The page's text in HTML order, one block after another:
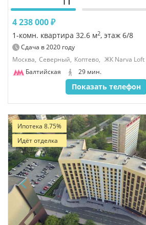
4 238 000 ₽
1-комн. квартира 32.6 м2, этаж 6/8
Сдача в2020 году
Москва, Северный, Коптево, ЖК Narva Loft
Балтийская
29 мин.
Показать телефон
Ипотека 8.75%
Идёт отделка